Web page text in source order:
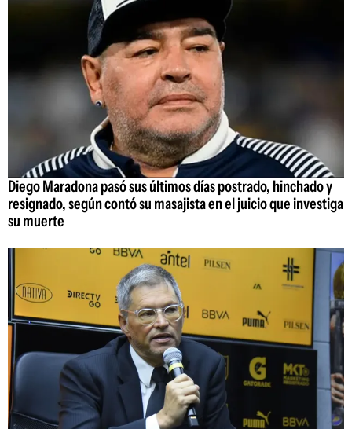
Diego Maradona pasó sus últimos días postrado, hinchado y
resignado, según contó su masajista en el juicio que investiga
su muerte